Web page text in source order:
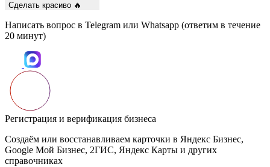
Сделать красиво 🔥
Написать вопрос в Telegram или Whatsapp (ответим в течение
20 минут)
Регистрация и верификация бизнеса
Создаём или восстанавливаем карточки в Яндекс Бизнес,
Google Мой Бизнес, 2ГИС, Яндекс Карты и других
справочниках